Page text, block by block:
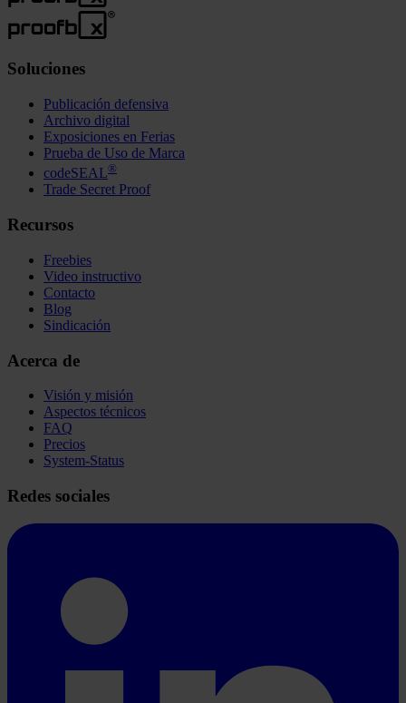
Soluciones
Publicación defensiva
Archivo digital
Exposiciones en Ferias
Prueba de Uso de Marca
codeSEAL®
Trade Secret Proof
Recursos
Freebies
Video instructivo
Contacto
Blog
Sindicación
Acerca de
Visión y misión
Aspectos técnicos
FAQ
Precios
System-Status
Redes sociales